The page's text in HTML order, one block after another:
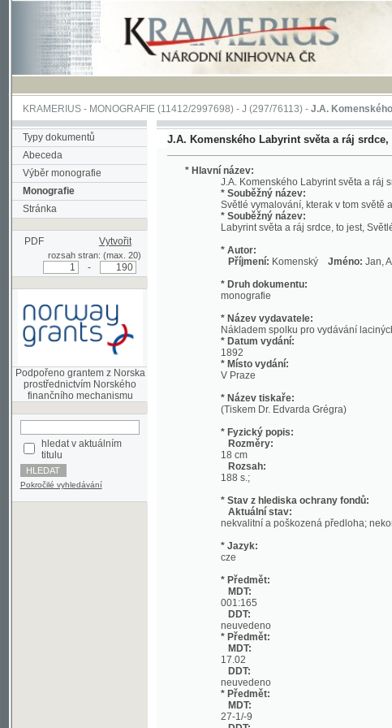
KRAMERIUS-MONOGRAFIE(11412/2997698) -J (297/76113)-J.A. Komenského
Typy dokumentů
Abeceda
Výběr monografie
Monografie
Stránka
PDF Vytvořit
rozsah stran: (max. 20)
Podpořeno grantem z Norska
prostřednictvím Norského
hledat v aktuálním
titulu
Pokročilé vyhledávání
J.A. Komenského Labyrint světa a ráj srdce, to
* Hlavní název:
J.A. Komenského Labyrint světa a ráj srdce, to
* Souběžný název:
Světlé vymalování, kterak v tom světě a
* Souběžný název:
Labyrint světa a ráj srdce, to jest, Světlé
* Autor:
* Druh dokumentu:
monografie
* Název vydavatele:
Nákladem spolku pro vydávání laciných knih
1892
* Místo vydání:
V Praze
* Název tiskaře:
(Tiskem Dr. Edvarda Grégra)
* Fyzický popis:
Rozměry:
18 cm
188 s.;
* Stav z hlediska ochrany fondů:
Aktuální stav:
nekvalitní a poškozená předloha;
* Jazyk:
* Předmět:
001:165
DDT:
* Předmět:
MDT:
17.02
neuvedeno
* Předmět:
MDT:
27-1/-9
DDT:
neuvedeno
* Předmět:
MDT:
DDT:
neuvedeno